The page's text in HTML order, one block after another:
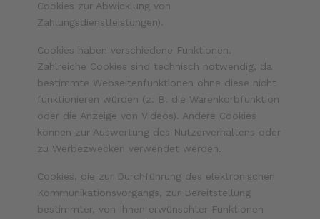
Cookies zur Abwicklung von
Zahlungsdienstleistungen).
Cookies haben verschiedene Funktionen.
Zahlreiche Cookies sind technisch notwendig, da
bestimmte Webseitenfunktionen ohne diese nicht
funktionieren würden (z. B. die Warenkorbfunktion
oder die Anzeige von Videos). Andere Cookies
können zur Auswertung des Nutzerverhaltens oder
zu Werbezwecken verwendet werden.
Cookies, die zur Durchführung des elektronischen
Kommunikationsvorgangs, zur Bereitstellung
bestimmter, von Ihnen erwünschter Funktionen